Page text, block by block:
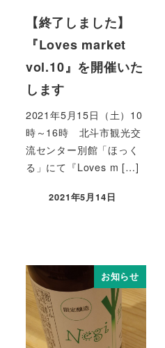
【終了しました】
『Loves market
vol.10』を開催いた
します
2021年5月15日（土）10
時～16時 北斗市観光交
流センター別館「ほっく
る」にて『Loves m […]
2021年5月14日
お知らせ